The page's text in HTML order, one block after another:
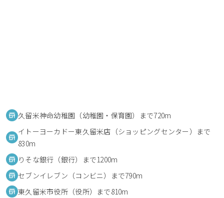
久留米神命幼稚園（幼稚園・保育園）まで720m
イトーヨーカドー東久留米店（ショッピングセンター）まで
830m
りそな銀行（銀行）まで1200m
セブンイレブン（コンビニ）まで790m
東久留米市役所（役所）まで810m